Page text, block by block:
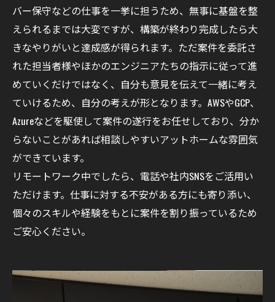
バー保守などの仕事を一挙に担うため、無事に基盤を整
えられるまでは大変ですが、構築が終わり完成したら大
きなやりがいと達成感が得られます。ただ案件を委託さ
れた担当者様やほかのエンジニアたちの指示に従って進
めていくだけではなく、自分も意見を伝えて一緒に考え
ていけるため、自分の考えが形となります。AWSやGCP、
Azureなどを駆使して案件の遂行をお任せしており、分か
らないことがあれば相談しやすいアットホームな雰囲気
ができています。
リモートワーク中でしたら、電話や社内SNSをご活用い
ただけます。仕事に対する不安がある方にも寄り添い、
個々のスキルや経験をもとに案件を割り振っているため
ご安心ください。